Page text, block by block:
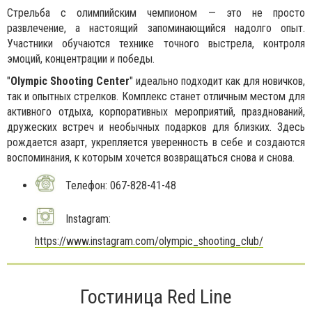
Стрельба с олимпийским чемпионом — это не просто
развлечение, а настоящий запоминающийся надолго опыт.
Участники обучаются технике точного выстрела, контроля
эмоций, концентрации и победы.
"Olympic Shooting Center" идеально подходит как для новичков,
так и опытных стрелков. Комплекс станет отличным местом для
активного отдыха, корпоративных мероприятий, празднований,
дружеских встреч и необычных подарков для близких. Здесь
рождается азарт, укрепляется уверенность в себе и создаются
воспоминания, к которым хочется возвращаться снова и снова.
Телефон: 067-828-41-48
Instagram:
https://www.instagram.com/olympic_shooting_club/
Гостиница Red Line